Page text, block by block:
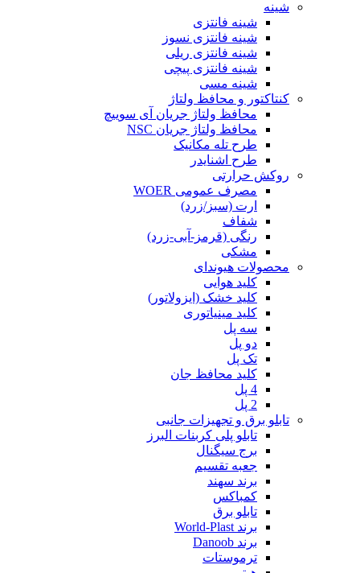
شینه
شینه فانتزی
شینه فانتزی نسوز
شینه فانتزی ریلی
شینه فانتزی پیچی
شینه مسی
کنتاکتور و محافظ ولتاژ
محافظ ولتاژ جریان آی سوییچ
محافظ ولتاژ جریان NSC
طرح تله مکانیک
طرح اشنایدر
روکش حرارتی
مصرف عمومی WOER
ارت (سبز/زرد)
شفاف
رنگی (قرمز-آبی-زرد)
مشکی
محصولات هیوندای
کلید هوایی
کلید خشک (ایزولاتور)
کلید مینیاتوری
سه پل
دو پل
تک پل
کلید محافظ جان
4 پل
2 پل
تابلو برق و تجهیزات جانبی
تابلو پلی کربنات البرز
برج سیگنال
جعبه تقسیم
برند سهند
کمباکس
تابلو برق
برند World-Plast
برند Danoob
ترموستات